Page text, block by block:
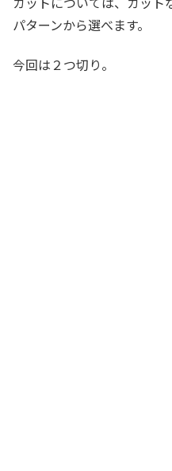
パターンから選べます。
今回は２つ切り。